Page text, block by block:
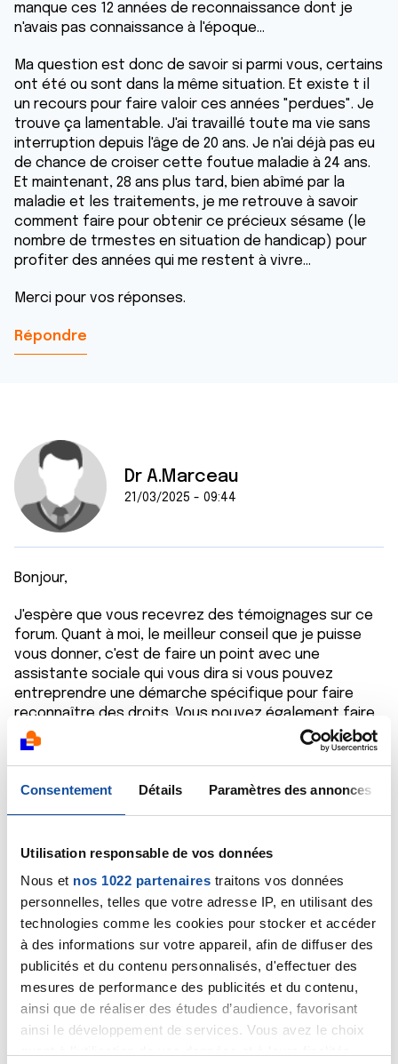
Consentement Détails Paramètres des annonces
Utilisation responsable de vos données
Nous et nos 1022 partenaires traitons vos données
personnelles, telles que votre adresse IP, en utilisant des
technologies comme les cookies pour stocker et accéder
à des informations sur votre appareil, afin de diffuser des
publicités et du contenu personnalisés, d'effectuer des
mesures de performance des publicités et du contenu,
ainsi que de réaliser des études d’audience, favorisant
ainsi le développement de services. Vous avez le choix
manque ces 12 années de reconnaissance dont je
n'avais pas connaissance à l'époque...
Ma question est donc de savoir si parmi vous, certains
ont été ou sont dans la même situation. Et existe t il
un recours pour faire valoir ces années "perdues". Je
trouve ça lamentable. J'ai travaillé toute ma vie sans
interruption depuis l'âge de 20 ans. Je n'ai déjà pas eu
de chance de croiser cette foutue maladie à 24 ans.
Et maintenant, 28 ans plus tard, bien abîmé par la
maladie et les traitements, je me retrouve à savoir
comment faire pour obtenir ce précieux sésame (le
nombre de trmestes en situation de handicap) pour
profiter des années qui me restent à vivre...
Merci pour vos réponses.
Répondre
Dr A.Marceau
21/03/2025 - 09:44
Bonjour,
J'espère que vous recevrez des témoignages sur ce
forum. Quant à moi, le meilleur conseil que je puisse
vous donner, c'est de faire un point avec une
assistante sociale qui vous dira si vous pouvez
entreprendre une démarche spécifique pour faire
reconnaître des droits. Vous pouvez également faire
appel à un conseiller de La Ligue ; pour cela, appelez
aux heures ouvrables le 0800 940 939, l'appel est
Dr Marceau
Citer
Benoit46
21/03/2025 - 14:39